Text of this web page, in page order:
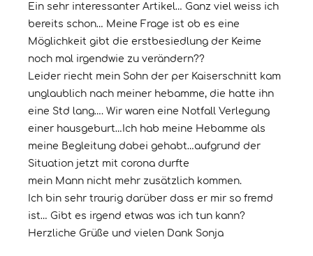
Ein sehr interessanter Artikel… Ganz viel weiss ich
bereits schon… Meine Frage ist ob es eine
Möglichkeit gibt die erstbesiedlung der Keime
noch mal irgendwie zu verändern??
Leider riecht mein Sohn der per Kaiserschnitt kam
unglaublich nach meiner hebamme, die hatte ihn
eine Std lang…. Wir waren eine Notfall Verlegung
einer hausgeburt…Ich hab meine Hebamme als
meine Begleitung dabei gehabt…aufgrund der
Situation jetzt mit corona durfte
mein Mann nicht mehr zusätzlich kommen.
Ich bin sehr traurig darüber dass er mir so fremd
ist… Gibt es irgend etwas was ich tun kann?
Herzliche Grüße und vielen Dank Sonja